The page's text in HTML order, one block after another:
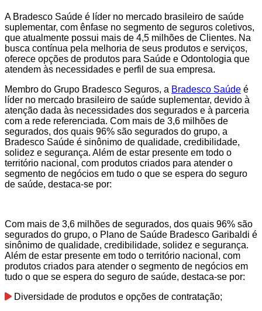
A Bradesco Saúde é líder no mercado brasileiro de saúde
suplementar, com ênfase no segmento de seguros coletivos,
que atualmente possui mais de 4,5 milhões de Clientes. Na
busca contínua pela melhoria de seus produtos e serviços,
oferece opções de produtos para Saúde e Odontologia que
atendem às necessidades e perfil de sua empresa.
Membro do Grupo Bradesco Seguros, a Bradesco Saúde é
líder no mercado brasileiro de saúde suplementar, devido à
atenção dada às necessidades dos segurados e à parceria
com a rede referenciada. Com mais de 3,6 milhões de
segurados, dos quais 96% são segurados do grupo, a
Bradesco Saúde é sinônimo de qualidade, credibilidade,
solidez e segurança. Além de estar presente em todo o
território nacional, com produtos criados para atender o
segmento de negócios em tudo o que se espera do seguro
de saúde, destaca-se por:
Com mais de 3,6 milhões de segurados, dos quais 96% são
segurados do grupo, o Plano de Saúde Bradesco Garibaldi é
sinônimo de qualidade, credibilidade, solidez e segurança.
Além de estar presente em todo o território nacional, com
produtos criados para atender o segmento de negócios em
tudo o que se espera do seguro de saúde, destaca-se por:
Diversidade de produtos e opções de contratação;